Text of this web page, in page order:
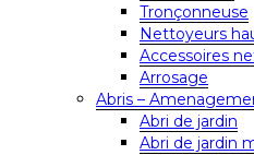
Tronçonneuse
Nettoyeurs
Accessoires
Arrosage
Abris –
Abri de jardin
Abri de jardin